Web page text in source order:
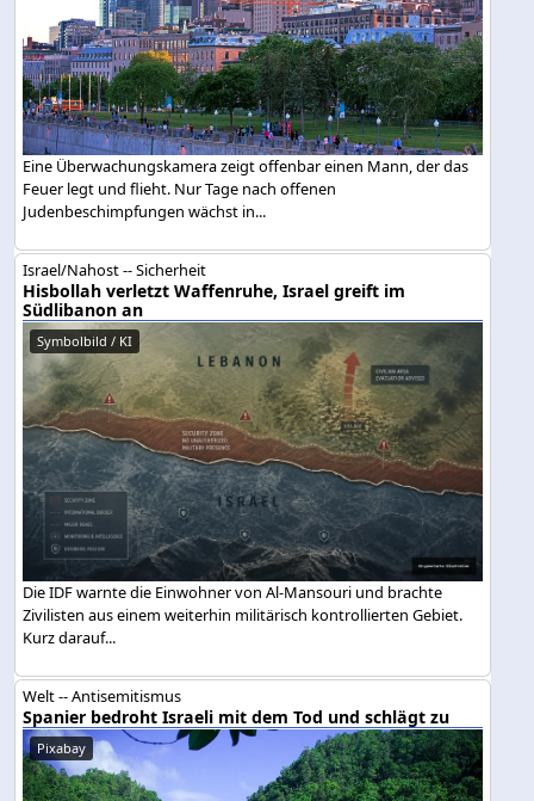
Eine Überwachungskamera zeigt offenbar einen Mann, der das
Feuer legt und flieht. Nur Tage nach offenen
Judenbeschimpfungen wächst in...
Israel/Nahost -- Sicherheit
Hisbollah verletzt Waffenruhe, Israel greift im
Südlibanon an
Symbolbild / KI
Die IDF warnte die Einwohner von Al-Mansouri und brachte
Zivilisten aus einem weiterhin militärisch kontrollierten Gebiet.
Kurz darauf...
Welt -- Antisemitismus
Spanier bedroht Israeli mit dem Tod und schlägt zu
Pixabay